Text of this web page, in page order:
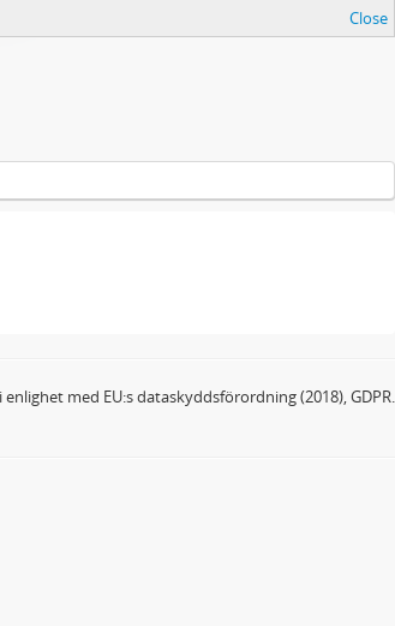
Close
med EU:s dataskyddsförordning (2018), GDPR.